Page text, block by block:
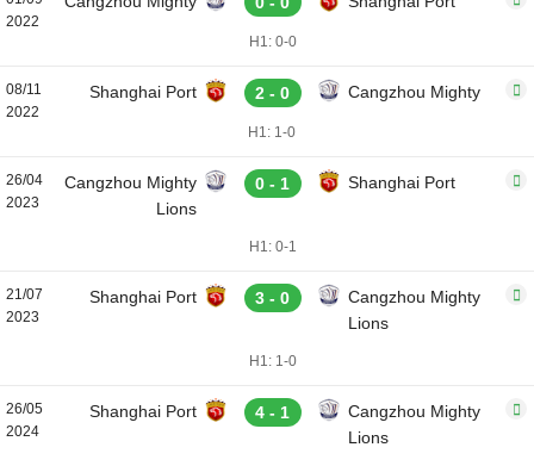
2022
H1: 0-0
08/11
2022
Shanghai Port 2 - 0 Cangzhou Mighty
H1: 1-0
26/04
2023
Cangzhou Mighty
Lions
0 - 1 Shanghai Port
H1: 0-1
21/07
2023
Shanghai Port 3 - 0
Cangzhou Mighty
Lions
H1: 1-0
26/05
2024
Shanghai Port 4 - 1
Cangzhou Mighty
Lions